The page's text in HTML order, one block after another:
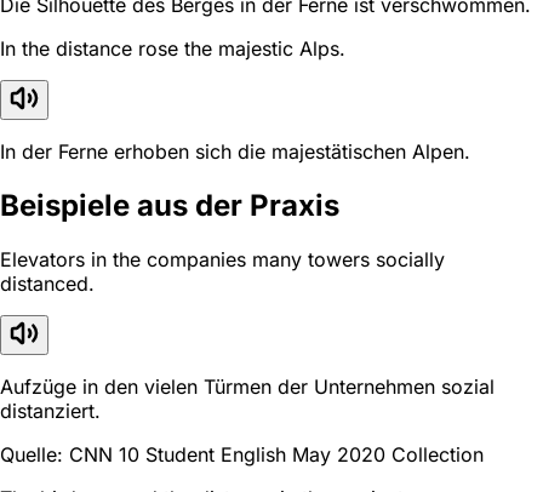
Die Silhouette des Berges in der Ferne ist verschwommen.
In the distance rose the majestic Alps.
In der Ferne erhoben sich die majestätischen Alpen.
Beispiele aus der Praxis
Elevators in the companies many towers socially
distanced.
Aufzüge in den vielen Türmen der Unternehmen sozial
distanziert.
Quelle: CNN 10 Student English May 2020 Collection